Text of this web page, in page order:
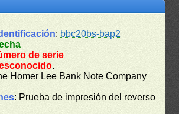
: bbc20bs-bap2
de serie
.
Homer Lee Bank Note Company
: Prueba de impresión del reverso